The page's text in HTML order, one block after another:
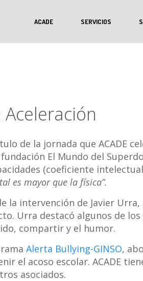
ACADE SERVICIOS
de la jornada que ACADE
El Mundo del
(coeficiente
es mayor que la física”.
la intervención de Javier
Urra destacó algunos de
compartir y el humor.
Alerta Bullying-GINSO,
el acoso escolar. ACADE
asociados.